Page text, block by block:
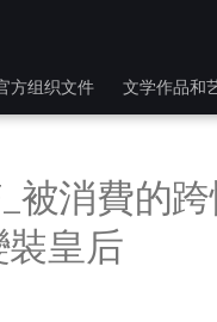
方组织文件 文学作品和
被消費的
裝皇后